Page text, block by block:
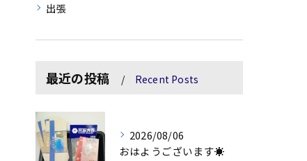
出張
最近の投稿 Recent Posts
2026/08/06
おはようございます☀